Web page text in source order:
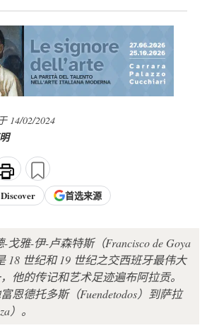
14/02/2024
Discover 首选来源
戈雅-伊-卢森特斯（Francisco de Goya
18 世纪和 19 世纪之交西班牙最伟大
他的传记和艺术足迹遍布阿拉贡。
恩德托多斯（Fuendetodos）到萨拉
）。